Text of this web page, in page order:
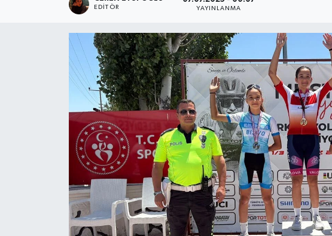
EDITÖR YAYINLANMA
İLÇELERİMİZ
RESMİ İLAN